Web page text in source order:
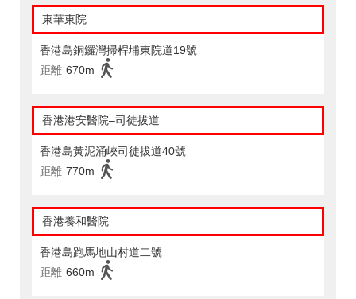
東華東院
香港島銅鑼灣掃桿埔東院道19號
距離 670m
香港港安醫院–司徒拔道
香港島黃泥涌峽司徒拔道40號
距離 770m
香港養和醫院
香港島跑馬地山村道二號
距離 660m